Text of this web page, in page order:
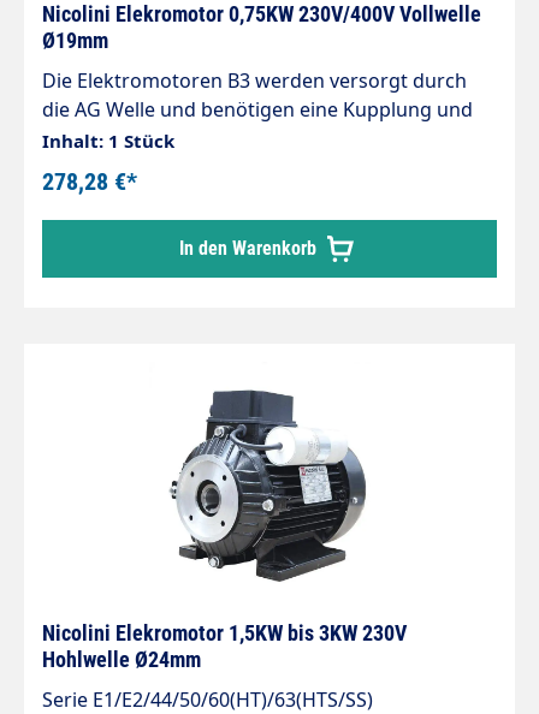
Nicolini Elekromotor 0,75KW 230V/400V Vollwelle
Ø19mm
Die Elektromotoren B3 werden versorgt durch
die AG Welle und benötigen eine Kupplung und
Flansch, um sich mit der Kolbenpumpe zu
verbinden. Sie sind so konzipiert, dass sie mit den
gängigsten Pumpen auf dem Markt
funktionieren. Sie sind in verschiedenen
Versionen mit unterschiedlichen Leistungen und
Größen erhältlich, um eine große Auswahl an
POLE 4 MEC80 / 0,75KW
Inhalt: 1 Stück
278,28 €*
In den Warenkorb
Nicolini Elekromotor 1,5KW bis 3KW 230V
Hohlwelle Ø24mm
Serie E1/E2/44/50/60(HT)/63(HTS/SS)